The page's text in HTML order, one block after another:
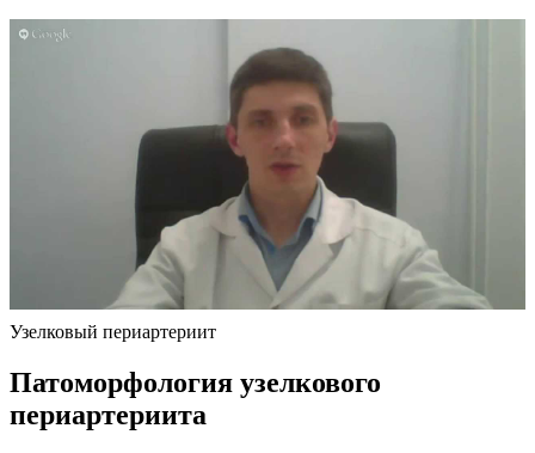
Узелковый периартериит
Патоморфология узелкового
периартериита